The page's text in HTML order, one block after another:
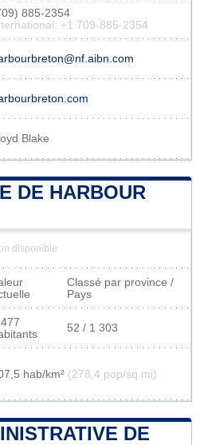
885-2354
+1 709-885-2354
Blake
DE HARBOUR
disponible
Classé par province /
Pays
52 / 1 303
hab/km² (278,4 pop/sq mi)
DE